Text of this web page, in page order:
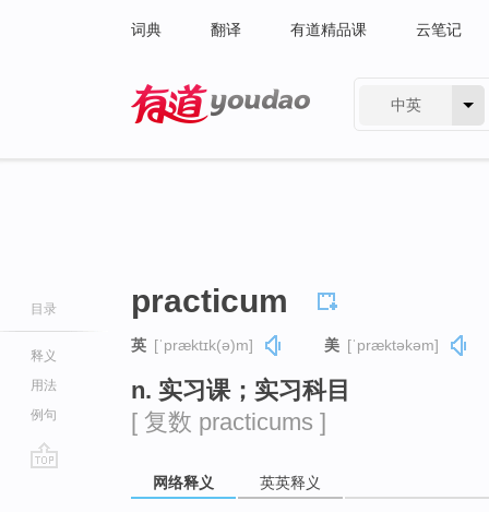
词典 翻译 有道精品课 云笔记
中英
目录
释义
用法
例句
practicum
英 [ˈpræktɪk(ə)m] 美 [ˈpræktəkəm]
n. 实习课；实习科目
[ 复数 practicums ]
网络释义 英英释义